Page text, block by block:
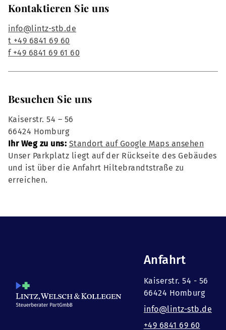
Kontaktieren Sie uns
info@lintz-stb.de
t +49 6841 69 60
f +49 6841 69 61 60
Besuchen Sie uns
Kaiserstr. 54 – 56
66424 Homburg
Ihr Weg zu uns: Standort auf Google Maps ansehen
Unser Parkplatz liegt auf der Rückseite des Gebäudes
und ist über die Anfahrt Hiltebrandtstraße zu
erreichen.
Anfahrt
Kaiserstr. 54 - 56
66424 Homburg
info@lintz-stb.de
+49 6841 69 60